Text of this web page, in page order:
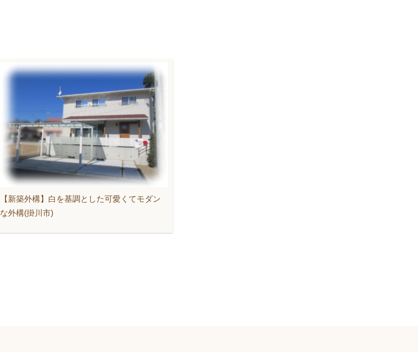
【新築外構】白を基調とした可愛くてモダン
な外構(掛川市)